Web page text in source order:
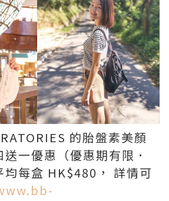
的胎盤素美顏
一優惠（優惠期有限．
均每盒 HK$480， 詳情可